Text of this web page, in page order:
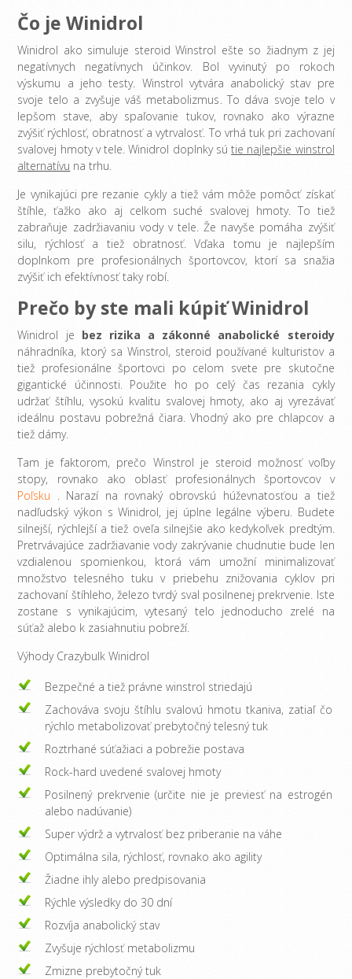
Čo je Winidrol
Winidrol ako simuluje steroid Winstrol ešte so žiadnym z jej
negatívnych negatívnych účinkov. Bol vyvinutý po rokoch
výskumu a jeho testy. Winstrol vytvára anabolický stav pre
svoje telo a zvyšuje váš metabolizmus. To dáva svoje telo v
lepšom stave, aby spaľovanie tukov, rovnako ako výrazne
zvýšiť rýchlosť, obratnosť a vytrvalosť. To vrhá tuk pri zachovaní
svalovej hmoty v tele. Winidrol doplnky sútie najlepšie winstrol
alternatívu na trhu.
Je vynikajúci pre rezanie cykly a tiež vám môže pomôcť získať
štíhle, ťažko ako aj celkom suché svalovej hmoty. To tiež
zabraňuje zadržiavaniu vody v tele. Že navyše pomáha zvýšiť
silu, rýchlosť a tiež obratnosť. Vďaka tomu je najlepším
doplnkom pre profesionálnych športovcov, ktorí sa snažia
zvýšiť ich efektívnosť taky robí.
Prečo by ste mali kúpiť Winidrol
Winidrol je bez rizika a zákonné anabolické steroidy
náhradníka, ktorý sa Winstrol, steroid používané kulturistov a
tiež profesionálne športovci po celom svete pre skutočne
gigantické účinnosti. Použite ho po celý čas rezania cykly
udržať štíhlu, vysokú kvalitu svalovej hmoty, ako aj vyrezávať
ideálnu postavu pobrežná čiara. Vhodný ako pre chlapcov a
tiež dámy.
Tam je faktorom, prečo Winstrol je steroid možnosť voľby
stopy, rovnako ako oblasť profesionálnych športovcov v
Poľsku . Narazí na rovnaký obrovskú húževnatosťou a tiež
nadľudský výkon s ​​Winidrol, jej úplne legálne výberu. Budete
silnejší, rýchlejší a tiež oveľa silnejšie ako kedykoľvek predtým.
Pretrvávajúce zadržiavanie vody zakrývanie chudnutie bude len
vzdialenou spomienkou, ktorá vám umožní minimalizovať
množstvo telesného tuku v priebehu znižovania cyklov pri
zachovaní štíhleho, železo tvrdý sval posilnenej prekrvenie. Iste
zostane s vynikajúcim, vytesaný telo jednoducho zrelé na
súťaž alebo k zasiahnutiu pobreží.
Výhody Crazybulk Winidrol
Bezpečné a tiež právne winstrol striedajú
Zachováva svoju štíhlu svalovú hmotu tkaniva, zatiaľ čo
rýchlo metabolizovať prebytočný telesný tuk
Roztrhané súťažiaci a pobrežie postava
Rock-hard uvedené svalovej hmoty
Posilnený prekrvenie (určite nie je previesť na estrogén
alebo nadúvanie)
Super výdrž a vytrvalosť bez priberanie na váhe
Optimálna sila, rýchlosť, rovnako ako agility
Žiadne ihly alebo predpisovania
Rýchle výsledky do 30 dní
Rozvíja anabolický stav
Zvyšuje rýchlosť metabolizmu
Zmizne prebytočný tuk